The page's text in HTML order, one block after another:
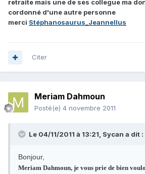
retraite mais une de ses collegue ma
cordonné d'une autre personne
merci Stéphanosaurus_Jeannellus
Citer
Meriam Dahmoun
Posté(e) 4 novembre 2011
Le 04/11/2011 à 13:21, Sycan a dit :
Bonjour,
Meriam Dahmoun, je vous prie de bien